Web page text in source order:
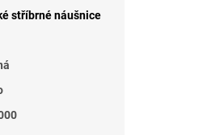
stříbrné náušnice